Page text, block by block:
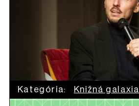
Kategória: Knižná galaxia